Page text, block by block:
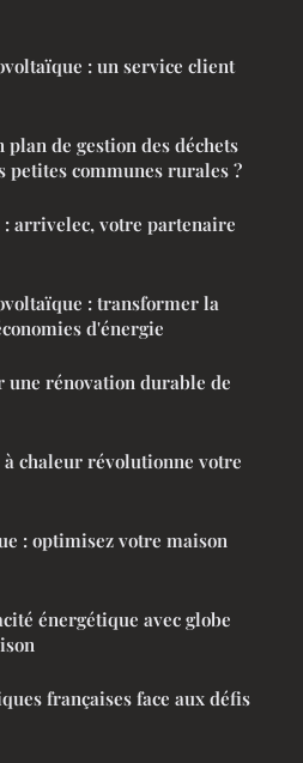
: un service client
de gestion des déchets
petites communes rurales ?
arrivelec, votre partenaire
: transformer la
d'énergie
une rénovation durable de
chaleur révolutionne votre
: optimisez votre maison
énergétique avec globe
françaises face aux défis